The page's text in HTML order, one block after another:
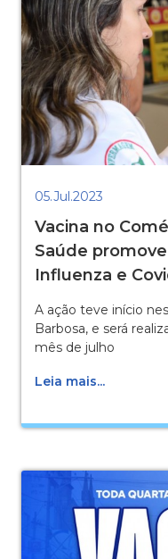
05.Jul.2023
Vacina no
Saúde
Influenza e
A ação teve início
Barbosa, e será
mês de julho
Leia mais...